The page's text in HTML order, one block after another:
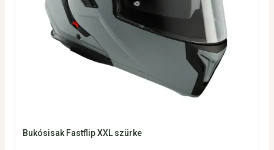
Bukósisak Fastflip XXL szürke